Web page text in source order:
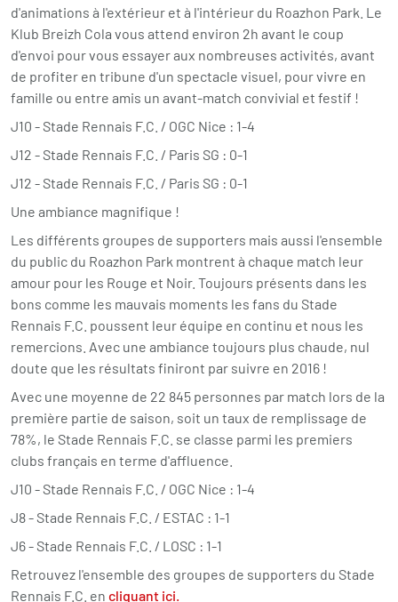
d'animations à l'extérieur et à l'intérieur du Roazhon Park. Le
Klub Breizh Cola vous attend environ 2h avant le coup
d'envoi pour vous essayer aux nombreuses activités, avant
de profiter en tribune d'un spectacle visuel, pour vivre en
famille ou entre amis un avant-match convivial et festif !
J10 - Stade Rennais F.C. / OGC Nice : 1-4
J12 - Stade Rennais F.C. / Paris SG : 0-1
J12 - Stade Rennais F.C. / Paris SG : 0-1
Une ambiance magnifique !
Les différents groupes de supporters mais aussi l'ensemble
du public du Roazhon Park montrent à chaque match leur
amour pour les Rouge et Noir. Toujours présents dans les
bons comme les mauvais moments les fans du Stade
Rennais F.C. poussent leur équipe en continu et nous les
remercions. Avec une ambiance toujours plus chaude, nul
doute que les résultats finiront par suivre en 2016 !
Avec une moyenne de 22 845 personnes par match lors de la
première partie de saison, soit un taux de remplissage de
78%, le Stade Rennais F.C. se classe parmi les premiers
clubs français en terme d'affluence.
J10 - Stade Rennais F.C. / OGC Nice : 1-4
J8 - Stade Rennais F.C. / ESTAC : 1-1
J6 - Stade Rennais F.C. / LOSC : 1-1
Retrouvez l'ensemble des groupes de supporters du Stade
Rennais F.C. en cliquant ici.